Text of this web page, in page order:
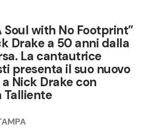
Soul with No Footprint”
Drake a 50 anni dalla
La cantautrice
presenta il suo nuovo
Nick Drake con
Talliente